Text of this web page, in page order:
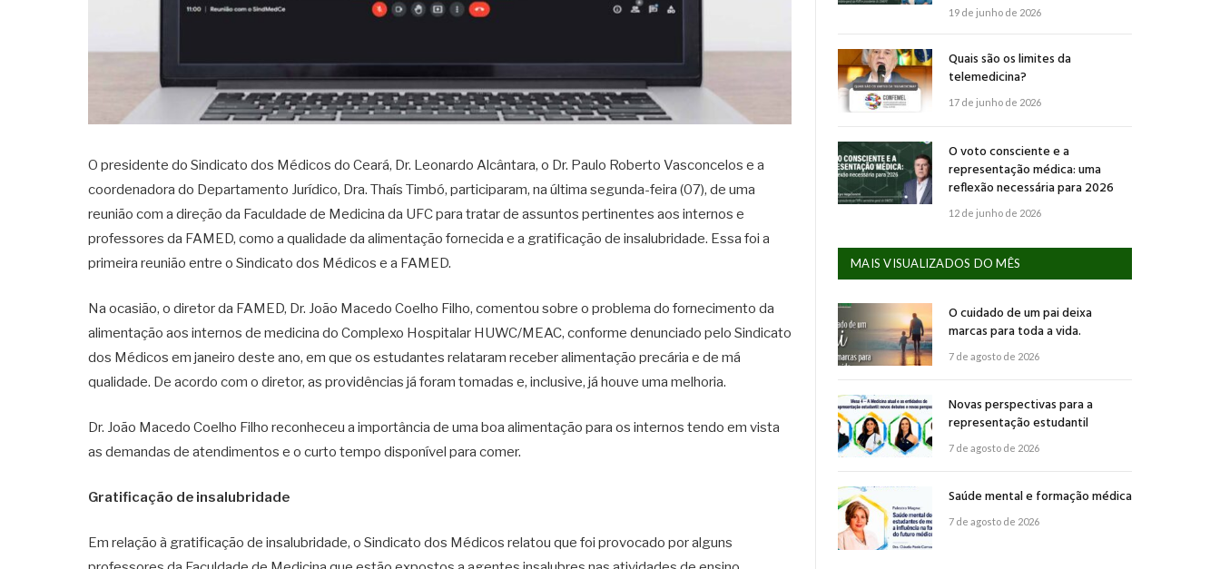
O presidente do Sindicato dos Médicos do Ceará, Dr. Leonardo Alcântara, o Dr. Paulo Roberto Vasconcelos e a
coordenadora do Departamento Jurídico, Dra. Thaís Timbó, participaram, na última segunda-feira (07), de uma
reunião com a direção da Faculdade de Medicina da UFC para tratar de assuntos pertinentes aos internos e
professores da FAMED, como a qualidade da alimentação fornecida e a gratificação de insalubridade. Essa foi a
primeira reunião entre o Sindicato dos Médicos e a FAMED.
Na ocasião, o diretor da FAMED, Dr. João Macedo Coelho Filho, comentou sobre o problema do fornecimento da
alimentação aos internos de medicina do Complexo Hospitalar HUWC/MEAC, conforme denunciado pelo Sindicato
dos Médicos em janeiro deste ano, em que os estudantes relataram receber alimentação precária e de má
qualidade. De acordo com o diretor, as providências já foram tomadas e, inclusive, já houve uma melhoria.
Dr. João Macedo Coelho Filho reconheceu a importância de uma boa alimentação para os internos tendo em vista
as demandas de atendimentos e o curto tempo disponível para comer.
Gratificação de insalubridade
Em relação à gratificação de insalubridade, o Sindicato dos Médicos relatou que foi provocado por alguns
19 de junho de 2026
Quais são os limites da
telemedicina?
17 de junho de 2026
O voto consciente e a
representação médica: uma
reflexão necessária para 2026
12 de junho de 2026
MAIS VISUALIZADOS DO MÊS
O cuidado de um pai deixa
marcas para toda a vida.
7 de agosto de 2026
Novas perspectivas para a
representação estudantil
7 de agosto de 2026
Saúde mental e formação médica
7 de agosto de 2026